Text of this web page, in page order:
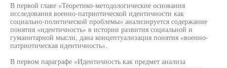
В первой главе «Теоретико-методологические основания
исследования военно-патриотической идентичности как
социально-политической проблемы» анализируется содержание
понятия «идентичность» в истории развития социальной и
гуманитарной мысли, дана концептуализация понятия «военно-
патриотическая идентичность».
В первом параграфе «Идентичность как предмет анализа